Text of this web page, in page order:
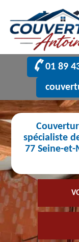
01 89
spécialiste
77 Seine-